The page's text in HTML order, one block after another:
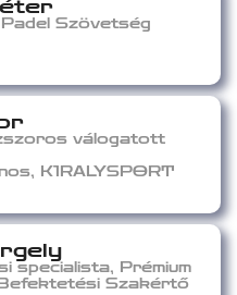
Szövetség
válogatott
K1RALYSPORT
specialista, Prémium
Szakértő